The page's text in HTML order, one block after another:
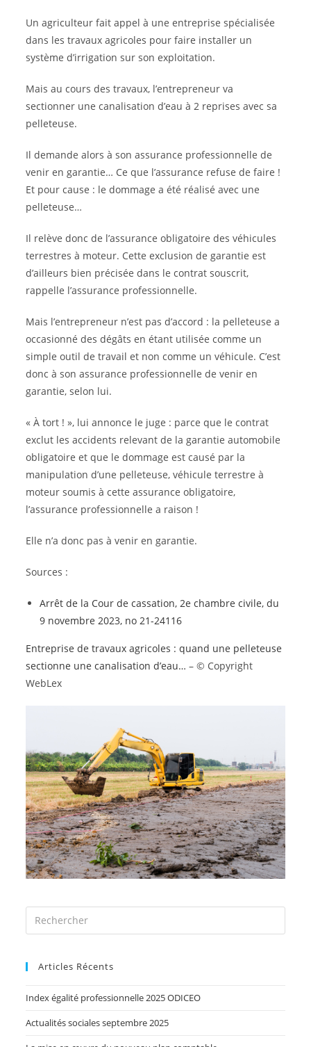
Un agriculteur fait appel à une entreprise spécialisée
dans les travaux agricoles pour faire installer un
système d’irrigation sur son exploitation.
Mais au cours des travaux, l’entrepreneur va
sectionner une canalisation d’eau à 2 reprises avec sa
pelleteuse.
Il demande alors à son assurance professionnelle de
venir en garantie… Ce que l’assurance refuse de faire !
Et pour cause : le dommage a été réalisé avec une
pelleteuse…
Il relève donc de l’assurance obligatoire des véhicules
terrestres à moteur. Cette exclusion de garantie est
d’ailleurs bien précisée dans le contrat souscrit,
rappelle l’assurance professionnelle.
Mais l’entrepreneur n’est pas d’accord : la pelleteuse a
occasionné des dégâts en étant utilisée comme un
simple outil de travail et non comme un véhicule. C’est
donc à son assurance professionnelle de venir en
garantie, selon lui.
« À tort ! », lui annonce le juge : parce que le contrat
exclut les accidents relevant de la garantie automobile
obligatoire et que le dommage est causé par la
manipulation d’une pelleteuse, véhicule terrestre à
moteur soumis à cette assurance obligatoire,
l’assurance professionnelle a raison !
Elle n’a donc pas à venir en garantie.
Sources :
Arrêt de la Cour de cassation, 2e chambre civile, du
9 novembre 2023, no 21-24116
Entreprise de travaux agricoles : quand une pelleteuse
sectionne une canalisation d’eau… – © Copyright
WebLex
Articles Récents
Index égalité professionnelle 2025 ODICEO
Actualités sociales septembre 2025